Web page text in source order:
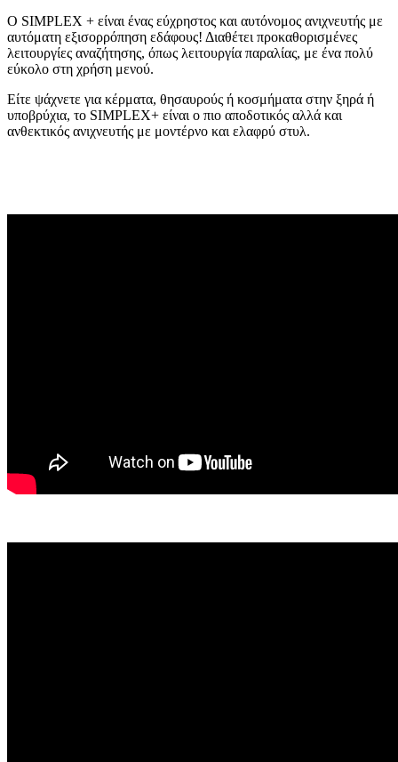
Ο SIMPLEX + είναι ένας εύχρηστος και αυτόνομος ανιχνευτής με
αυτόματη εξισορρόπηση εδάφους! Διαθέτει προκαθορισμένες
λειτουργίες αναζήτησης, όπως λειτουργία παραλίας, με ένα πολύ
εύκολο στη χρήση μενού.
Είτε ψάχνετε για κέρματα, θησαυρούς ή κοσμήματα στην ξηρά ή
υποβρύχια, το SIMPLEX+ είναι ο πιο αποδοτικός αλλά και
ανθεκτικός ανιχνευτής με μοντέρνο και ελαφρύ στυλ.